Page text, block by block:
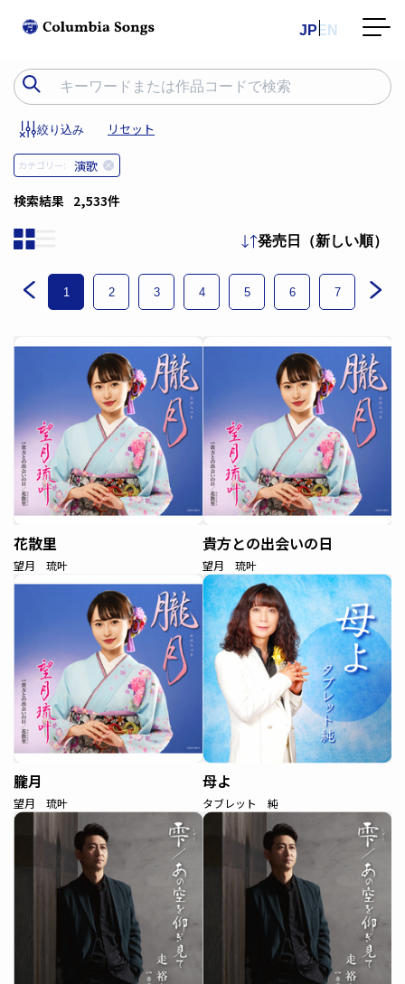
JP EN
絞り込み リセット
カテゴリー: 演歌
検索結果 2,533件
発売日（新しい順）
1 2 3 4 5 6 7 8
花散里
望月 琉叶
貴方との出会いの日
望月 琉叶
朧月
望月 琉叶
母よ
タブレット 純